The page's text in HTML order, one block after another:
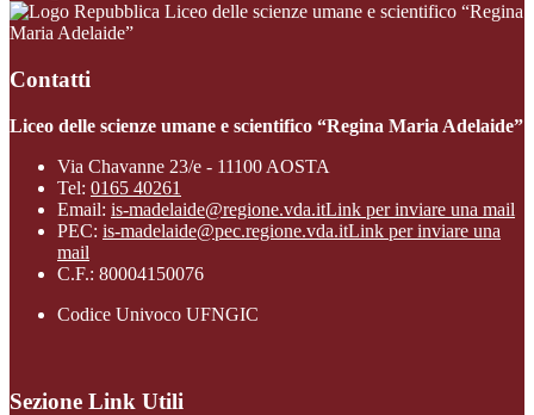
Liceo delle scienze umane e scientifico “Regina
Maria Adelaide”
Contatti
Liceo delle scienze umane e scientifico “Regina Maria Adelaide”
Via Chavanne 23/e - 11100 AOSTA
Tel: 0165 40261
Email: is-madelaide@regione.vda.itLink per inviare una mail
PEC: is-madelaide@pec.regione.vda.itLink per inviare una
mail
C.F.: 80004150076
Codice Univoco UFNGIC
Sezione Link Utili